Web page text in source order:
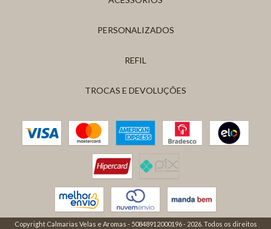
PERSONALIZADOS
REFIL
TROCAS E DEVOLUÇÕES
Copyright Calmarias Velas e Aromas - 50848912000196 - 2026. Todos os direitos